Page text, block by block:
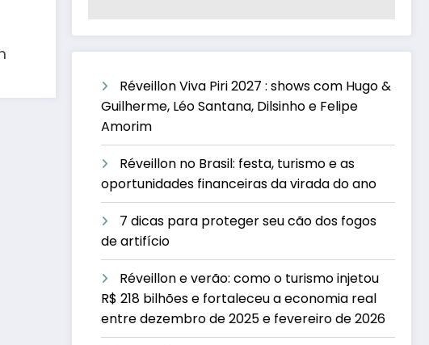
Réveillon Viva Piri 2027 : shows com Hugo &
Guilherme, Léo Santana, Dilsinho e Felipe
Amorim
Réveillon no Brasil: festa, turismo e as
oportunidades financeiras da virada do ano
7 dicas para proteger seu cão dos fogos
de artifício
Réveillon e verão: como o turismo injetou
R$ 218 bilhões e fortaleceu a economia real
entre dezembro de 2025 e fevereiro de 2026